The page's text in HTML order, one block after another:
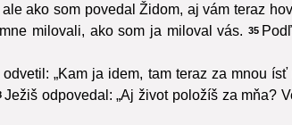
ako som povedal Židom, aj vám teraz
milovali, ako som ja miloval vás. 35
„Kam ja idem, tam teraz za mnou
Ježiš odpovedal: „Aj život položíš za mňa?